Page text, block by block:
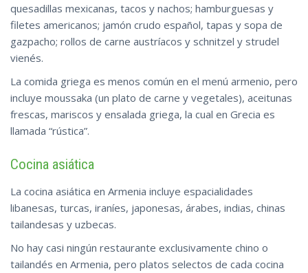
quesadillas mexicanas, tacos y nachos; hamburguesas y
filetes americanos; jamón crudo español, tapas y sopa de
gazpacho; rollos de carne austríacos y schnitzel y strudel
vienés.
La comida griega es menos común en el menú armenio, pero
incluye moussaka (un plato de carne y vegetales), aceitunas
frescas, mariscos y ensalada griega, la cual en Grecia es
llamada “rústica”.
Cocina asiática
La cocina asiática en Armenia incluye espacialidades
libanesas, turcas, iraníes, japonesas, árabes, indias, chinas
tailandesas y uzbecas.
No hay casi ningún restaurante exclusivamente chino o
tailandés en Armenia, pero platos selectos de cada cocina